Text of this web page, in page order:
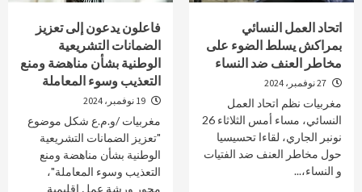
اتحاد العمل النسائي
بمراكش يسلط الضوء على
مخاطر العنف ضد النساء
مغربيات نظم اتحاد العمل
النسائي، مساء أمس الثلاثاء 26
نونبر الجاري، لقاءا تحسيسيا
حول مخاطر العنف ضد الفتيات
و النساء،...
فاعلون يدعون إلى تعزيز
الضمانات التشريعية
الوطنية بشأن مناهضة ومنع
التعذيب وسوء المعاملة
مغربيات /و.م.ع شكل موضوع
"تعزيز الضمانات التشريعية
الوطنية بشأن مناهضة ومنع
التعذيب وسوء المعاملة"،
محور ورشة عمل إقليمية